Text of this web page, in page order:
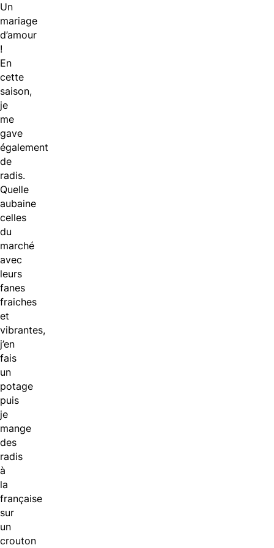
Un
mariage
d’amour
!
En
cette
saison,
je
me
gave
également
de
radis.
Quelle
aubaine
celles
du
marché
avec
leurs
fanes
fraiches
et
vibrantes,
j’en
fais
un
potage
puis
je
mange
des
radis
à
la
française
sur
un
crouton